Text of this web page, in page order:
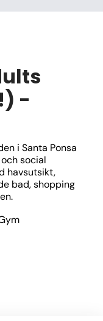
-
i Santa Ponsa
social
havsutsikt,
bad, shopping